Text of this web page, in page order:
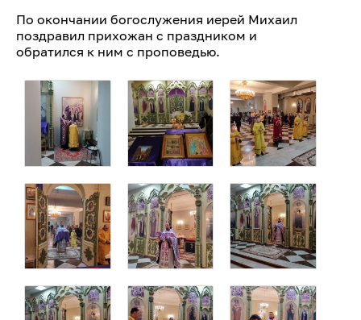
По окончании богослужения иерей Михаил
поздравил прихожан с праздником и
обратился к ним с проповедью.